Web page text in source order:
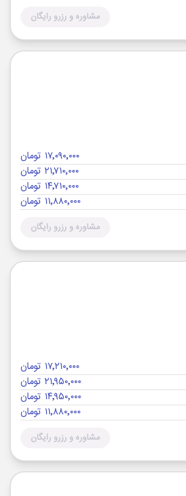
مشاوره و رزرو رایگان
۱۷٬۰۹۰٬۰۰۰ تومان
۲۱٬۷۱۰٬۰۰۰ تومان
۱۴٬۷۱۰٬۰۰۰ تومان
۱۱٬۸۸۰٬۰۰۰ تومان
مشاوره و رزرو رایگان
۱۷٬۲۱۰٬۰۰۰ تومان
۲۱٬۹۵۰٬۰۰۰ تومان
۱۴٬۹۵۰٬۰۰۰ تومان
۱۱٬۸۸۰٬۰۰۰ تومان
مشاوره و رزرو رایگان